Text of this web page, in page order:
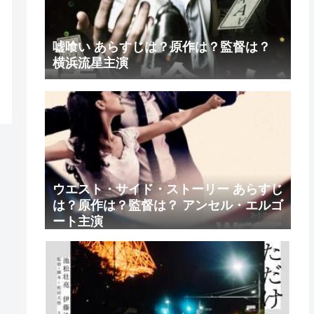
嘘喰い あらすじは？原作は？監督は？
横浜流星主演
ウエスト・サイド・ストーリー あらすじ
は？原作は？監督は？ アンセル・エルゴ
ート主演